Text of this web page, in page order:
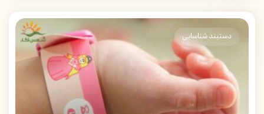
دستبند شناسایی